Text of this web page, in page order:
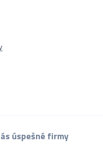
úspešné firmy